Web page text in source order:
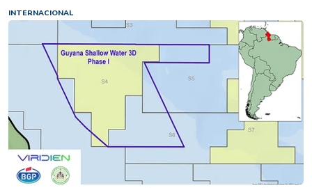
INTERNACIONAL